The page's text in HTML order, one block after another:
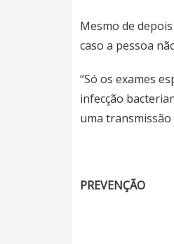
Mesmo de
caso a pessoa
“Só os exames
infecção
uma
PREVENÇÃO